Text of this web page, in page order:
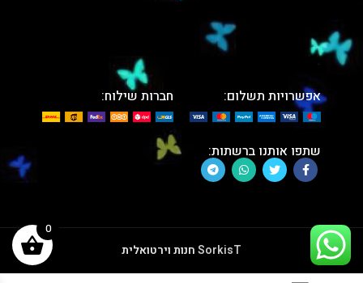
אפשרויות תשלום: חברות שילוח:
שתפו אותנו ברשתות:
SorkisTחנות וירטואלית
0